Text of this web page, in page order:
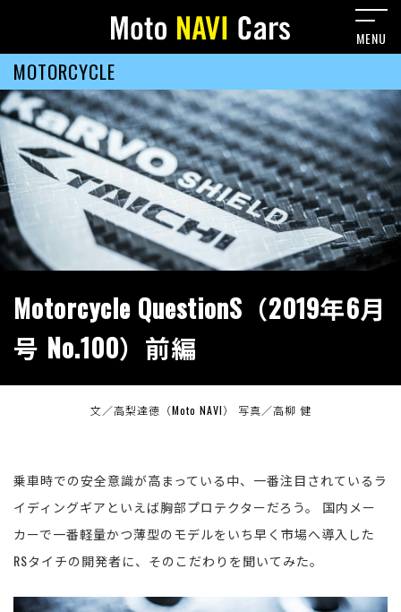
MOTORCYCLE
Motorcycle QuestionS（2019年6月
号 No.100）前編
文／高梨達徳（Moto NAVI） 写真／高柳 健
乗車時での安全意識が高まっている中、一番注目されているラ
イディングギアといえば胸部プロテクターだろう。 国内メー
カーで一番軽量かつ薄型のモデルをいち早く市場へ導入した
RSタイチの開発者に、そのこだわりを聞いてみた。